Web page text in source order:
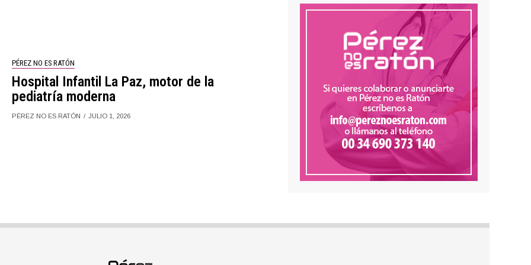
PÉREZ NO ES RATÓN
Hospital Infantil La Paz, motor de la
pediatría moderna
PÉREZ NO ES RATÓN JULIO 1, 2026